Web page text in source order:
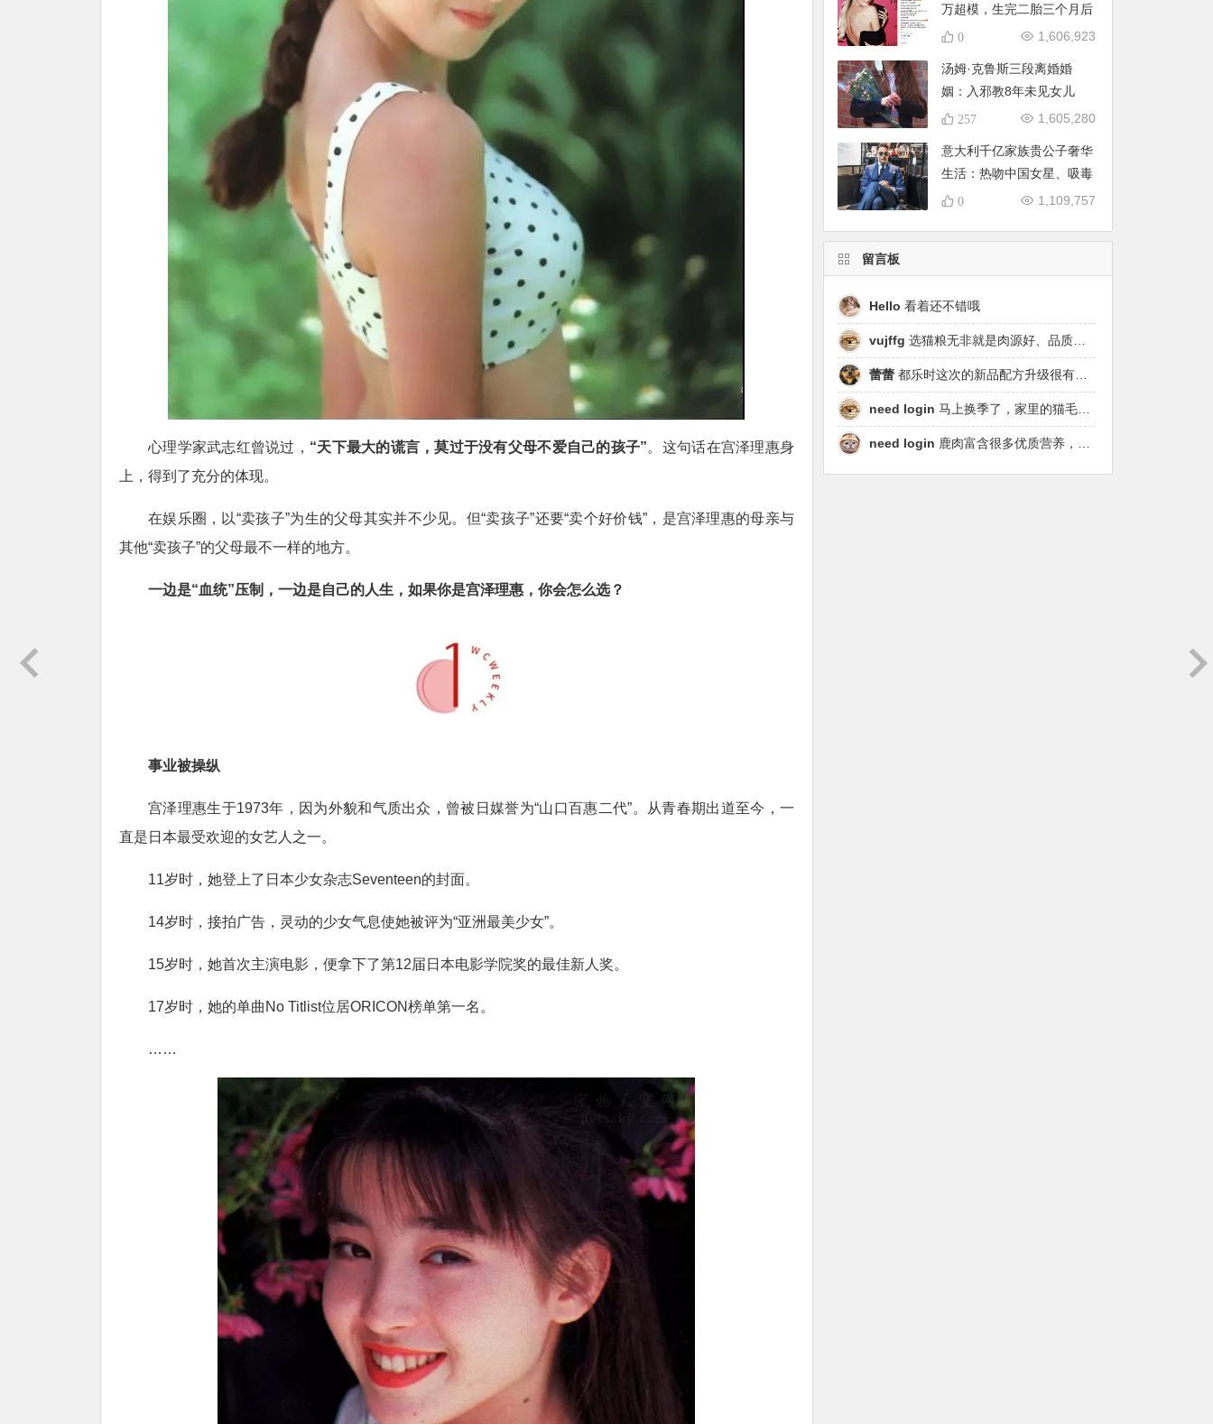
心理学家武志红曾说过， “天下最大的谎言，莫过于没有父母不爱自己的孩子”。这句话在宫泽理惠身
上，得到了充分的体现。
在娱乐圈，以“卖孩子”为生的父母其实并不少见。但“卖孩子”还要“卖个好价钱”，是宫泽理惠的母亲与
其他“卖孩子”的父母最不一样的地方。
一边是“血统”压制，一边是自己的人生，如果你是宫泽理惠，你会怎么选？
事业被操纵
宫泽理惠生于1973年，因为外貌和气质出众，曾被日媒誉为“山口百惠二代”。从青春期出道至今，一
直是日本最受欢迎的女艺人之一。
11岁时，她登上了日本少女杂志Seventeen的封面。
14岁时，接拍广告，灵动的少女气息使她被评为“亚洲最美少女”。
15岁时，她首次主演电影，便拿下了第12届日本电影学院奖的最佳新人奖。
17岁时，她的单曲No Titlist位居ORICON榜单第一名。
……
万超模，生完二胎三个月后
就复出
1,606,923
0
汤姆·克鲁斯三段离婚婚
姻：入邪教8年未见女儿
1,605,280
257
意大利千亿家族贵公子奢华
生活：热吻中国女星、吸毒
濒死被骂
1,109,757
0
留言板
Hello 看着还不错哦
vujffg 选猫粮无非就是肉源好、品质好、工艺好，都乐时磷虾鹿肉烘焙粮真的可以闭眼冲了！
蕾蕾 都乐时这次的新品配方升级很有针对性，从原料溯源到营养配比都踩中了当下高端市场的需求点，期待后续的区域代理政策。
need login 马上换季了，家里的猫毛又要多起来了……太需要像都乐时这种28天就能改善毛发的产品！
need login 鹿肉富含很多优质营养，磷虾油对毛发改善也很明显，都乐时太懂铲屎官想要什么了